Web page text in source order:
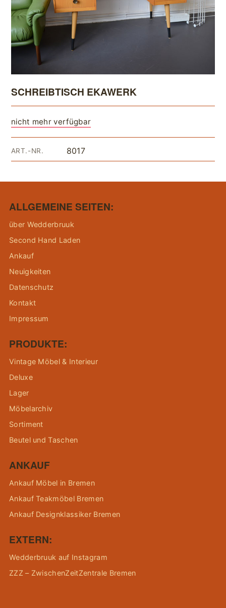
SCHREIBTISCH EKAWERK
nicht mehr verfügbar
ART.-NR. 8017
ALLGEMEINE SEITEN:
über Wedderbruuk
Second Hand Laden
Ankauf
Neuigkeiten
Datenschutz
Kontakt
Impressum
PRODUKTE:
Vintage Möbel & Interieur
Deluxe
Lager
Möbelarchiv
Sortiment
Beutel und Taschen
ANKAUF
Ankauf Möbel in Bremen
Ankauf Teakmöbel Bremen
Ankauf Designklassiker Bremen
EXTERN:
Wedderbruuk auf Instagram
ZZZ – ZwischenZeitZentrale Bremen